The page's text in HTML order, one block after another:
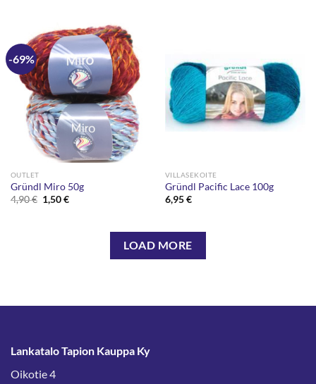
-69%
OUTLET
Gründl Miro 50g
4,90€ Alkuperäinen
hinta
1,50€Nykyinen
VILLASEKOITE
Gründl Pacific Lace 100g
6,95€
LOAD MORE
Lankatalo Tapion Kauppa Ky
Oikotie 4